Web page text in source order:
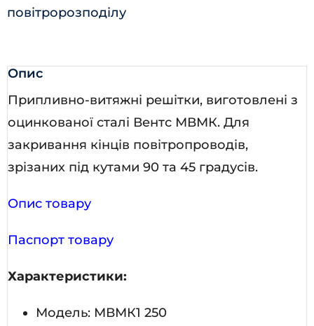
повітророзподілу
Опис
Припливно-витяжні решітки, виготовлені з
оцинкованої сталі Вентс МВМК. Для
закривання кінців повітропроводів,
зрізаних під кутами 90 та 45 градусів.
Опис товару
Паспорт товару
Характеристики:
Модель: МВМК1 250